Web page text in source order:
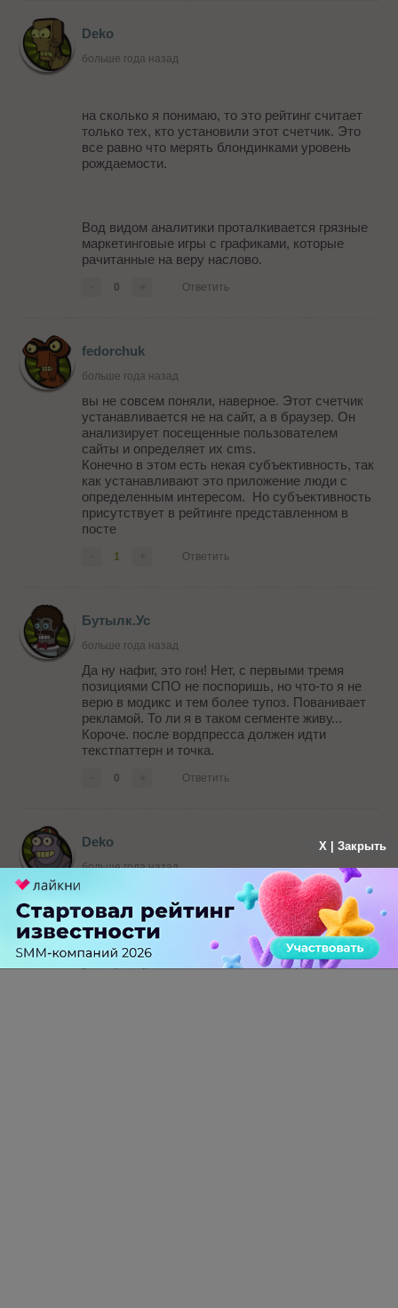
Deko
больше года назад
на сколько я понимаю, то это рейтинг считает
только тех, кто установили этот счетчик. Это
все равно что мерять блондинками уровень
рождаемости.
Вод видом аналитики проталкивается грязные
маркетинговые игры с графиками, которые
рачитанные на веру наслово.
0 Ответить
fedorchuk
больше года назад
вы не совсем поняли, наверное. Этот счетчик
устанавливается не на сайт, а в браузер. Он
анализирует посещенные пользователем
сайты и определяет их cms.
Конечно в этом есть некая субъективность, так
как устанавливают это приложение люди с
определенным интересом. Но субъективность
присутствует в рейтинге представленном в
посте
1 Ответить
Бутылк.Ус
больше года назад
Да ну нафиг, это гон! Нет, с первыми тремя
позициями СПО не поспоришь, но что-то я не
верю в модикс и тем более тупоз. Пованивает
рекламой. То ли я в таком сегменте живу...
Короче. после вордпресса должен идти
текстпаттерн и точка.
0 Ответить
Deko
больше года назад
Название исследования не отображает его
суть.
По названию можно понять что речь идет обо
всех CMS, а на деле приводятся цифры о
"коробках" которые используют вебстудии е
X | Закрыть